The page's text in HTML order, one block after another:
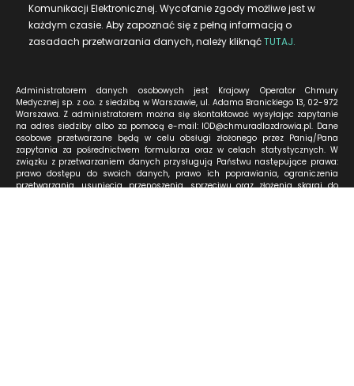
Komunikacji Elektronicznej. Wycofanie zgody możliwe jest w
każdym czasie. Aby zapoznać się z pełną informacją o
zasadach przetwarzania danych, należy kliknąćTUTAJ.
Administratorem danych osobowych jest Krajowy Operator Chmury
Medycznej sp. z o.o. z siedzibą w Warszawie, ul. Adama Branickiego 13, 02-972
Warszawa. Z administratorem można się skontaktować wysyłając zapytanie
na adres siedziby albo za pomocą e-mail: IOD@chmuradlazdrowia.pl. Dane
osobowe przetwarzane będą w celu obsługi złożonego przez Panią/Pana
zapytania za pośrednictwem formularza oraz w celach statystycznych. W
związku z przetwarzaniem danych przysługują Państwu następujące prawa:
prawo dostępu do swoich danych, prawo ich poprawiania, ograniczenia
przetwarzania, usunięcia, przenoszenia, sprzeciwu oraz złożenia skargi do